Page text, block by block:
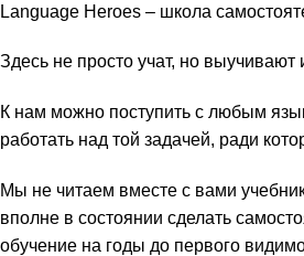
Language Heroes – школа
Здесь не просто учат, но выучивают
К нам можно поступить с любым
работать над той задачей, ради
Мы не читаем вместе с вами
вполне в состоянии сделать
обучение на годы до первого